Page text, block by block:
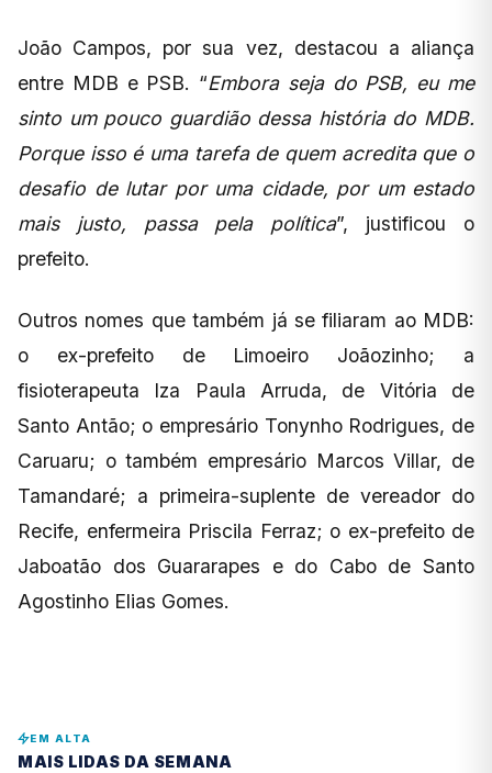
João Campos, por sua vez, destacou a aliança
entre MDB e PSB. “Embora seja do PSB, eu me
sinto um pouco guardião dessa história do MDB.
Porque isso é uma tarefa de quem acredita que o
desafio de lutar por uma cidade, por um estado
mais justo, passa pela política”, justificou o
prefeito.
Outros nomes que também já se filiaram ao MDB:
o ex-prefeito de Limoeiro Joãozinho; a
fisioterapeuta Iza Paula Arruda, de Vitória de
Santo Antão; o empresário Tonynho Rodrigues, de
Caruaru; o também empresário Marcos Villar, de
Tamandaré; a primeira-suplente de vereador do
Recife, enfermeira Priscila Ferraz; o ex-prefeito de
Jaboatão dos Guararapes e do Cabo de Santo
Agostinho Elias Gomes.
EM ALTA
MAIS LIDAS DA SEMANA